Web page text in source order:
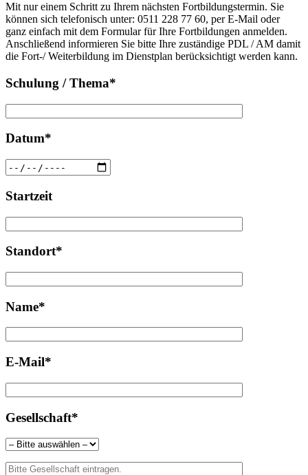
Feld
leer.
lasse
dieses
Feld
leer.
Mit nur einem Schritt zu Ihrem nächsten Fortbildungstermin. Sie
können sich telefonisch unter: 0511 228 77 60, per E-Mail oder
ganz einfach mit dem Formular für Ihre Fortbildungen anmelden.
Anschließend informieren Sie bitte Ihre zuständige PDL / AM damit
die Fort-/ Weiterbildung im Dienstplan berücksichtigt werden kann.
Schulung / Thema*
Datum*
Startzeit
Standort*
Name*
E-Mail*
Gesellschaft*